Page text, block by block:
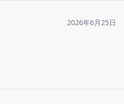
2026年6月25日